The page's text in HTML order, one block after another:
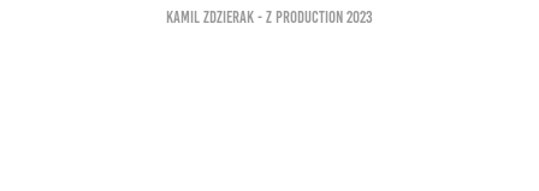
KAMIL ZDZIERAK - Z PRODUCTION 2023